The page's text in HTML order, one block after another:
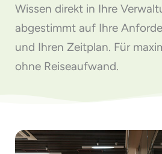
Wissen direkt in Ihre
abgestimmt auf Ihre
und Ihren Zeitplan. Für
ohne Reiseaufwand.